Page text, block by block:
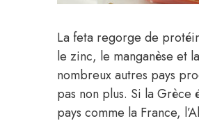
La feta regorge de
le zinc, le manganèse et
nombreux autres pays
pas non plus. Si la
pays comme la France,